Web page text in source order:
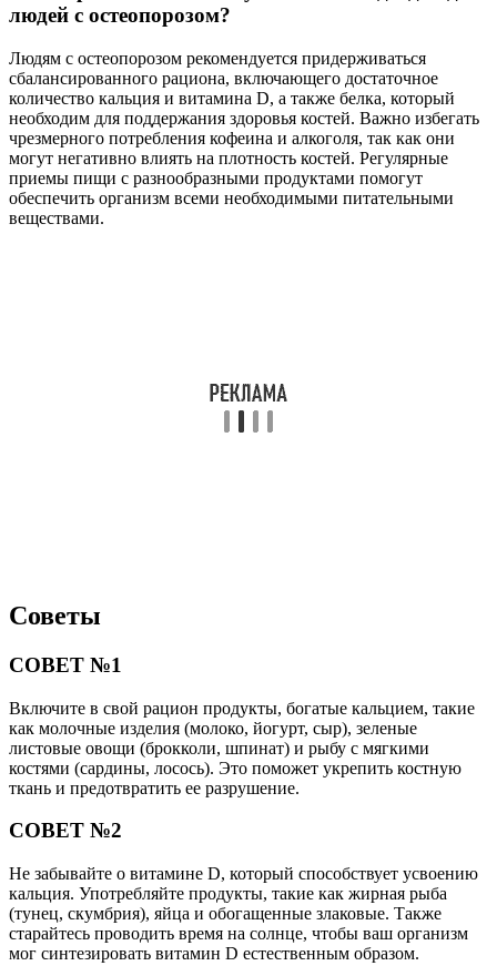
людей с остеопорозом?
Людям с остеопорозом рекомендуется придерживаться
сбалансированного рациона, включающего достаточное
количество кальция и витамина D, а также белка, который
необходим для поддержания здоровья костей. Важно избегать
чрезмерного потребления кофеина и алкоголя, так как они
могут негативно влиять на плотность костей. Регулярные
приемы пищи с разнообразными продуктами помогут
обеспечить организм всеми необходимыми питательными
веществами.
Советы
СОВЕТ №1
Включите в свой рацион продукты, богатые кальцием, такие
как молочные изделия (молоко, йогурт, сыр), зеленые
листовые овощи (брокколи, шпинат) и рыбу с мягкими
костями (сардины, лосось). Это поможет укрепить костную
ткань и предотвратить ее разрушение.
СОВЕТ №2
Не забывайте о витамине D, который способствует усвоению
кальция. Употребляйте продукты, такие как жирная рыба
(тунец, скумбрия), яйца и обогащенные злаковые. Также
старайтесь проводить время на солнце, чтобы ваш организм
мог синтезировать витамин D естественным образом.